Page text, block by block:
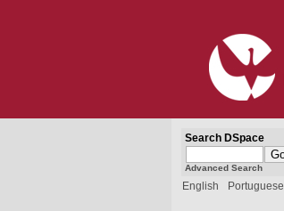
Search DSpace
Advanced Search
English Portuguese